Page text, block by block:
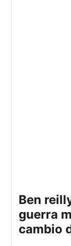
ben reilly in spider-noir: prima
guerra
cambio